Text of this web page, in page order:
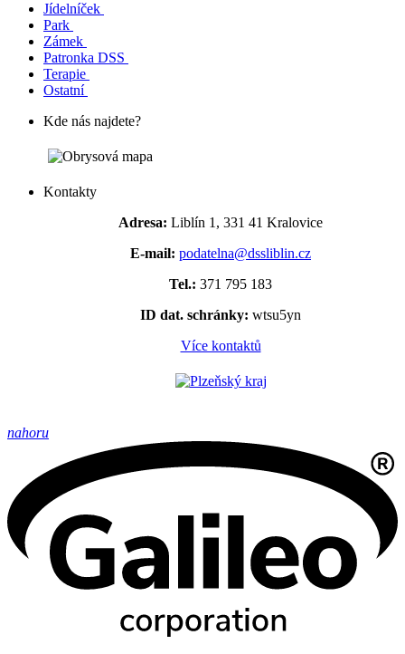
Jídelníček
Park
Zámek
Patronka DSS
Terapie
Ostatní
Kde nás najdete?
Kontakty
Adresa: Liblín 1, 331 41 Kralovice
E-mail: podatelna@dssliblin.cz
Tel.: 371 795 183
ID dat. schránky: wtsu5yn
Více kontaktů
nahoru